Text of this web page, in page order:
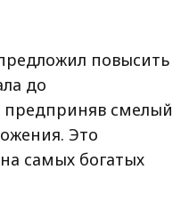
повысить
до
предприняв смелый
Это
самых богатых